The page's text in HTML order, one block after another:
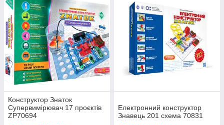
Конструктор Знаток
Супервимірювач 17 проєктів
ZP70694
Електронний конструктор
Знавець 201 схема 70831